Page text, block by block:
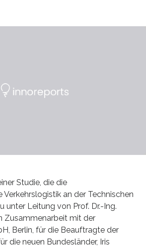
Studie, die die
Verkehrslogistik an der Technischen
unter Leitung von Prof. Dr.-Ing.
Zusammenarbeit mit der
Berlin, für die Beauftragte der
die neuen Bundesländer, Iris